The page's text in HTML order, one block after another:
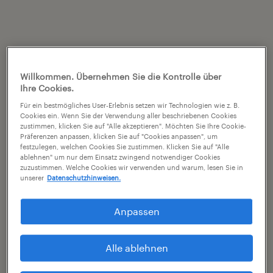
Willkommen. Übernehmen Sie die Kontrolle über
Ihre Cookies.
Für ein bestmögliches User-Erlebnis setzen wir Technologien wie z. B.
Cookies ein. Wenn Sie der Verwendung aller beschriebenen Cookies
zustimmen, klicken Sie auf "Alle akzeptieren". Möchten Sie Ihre Cookie-
Präferenzen anpassen, klicken Sie auf "Cookies anpassen", um
festzulegen, welchen Cookies Sie zustimmen. Klicken Sie auf "Alle
ablehnen" um nur dem Einsatz zwingend notwendiger Cookies
zuzustimmen. Welche Cookies wir verwenden und warum, lesen Sie in
unserer Datenschutzhinweisen.
Anpassen
Alle ablehnen